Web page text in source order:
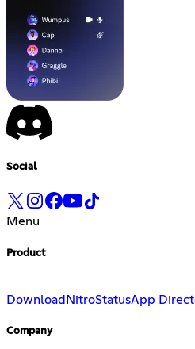
Social
Menu
Product
Download NitroStatusApp
Company